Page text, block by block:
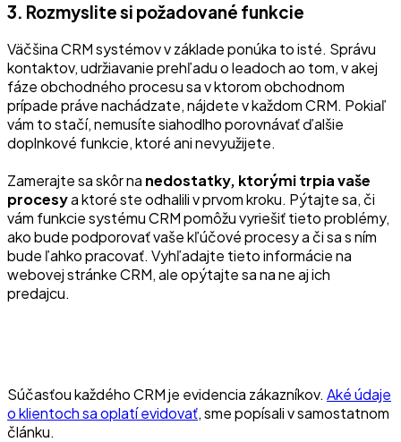
3. Rozmyslite si požadované funkcie
Väčšina CRM systémov v základe ponúka to isté. Správu
kontaktov, udržiavanie prehľadu o leadoch ao tom, v akej
fáze obchodného procesu sa v ktorom obchodnom
prípade práve nachádzate, nájdete v každom CRM. Pokiaľ
vám to stačí, nemusíte siahodlho porovnávať ďalšie
doplnkové funkcie, ktoré ani nevyužijete.
Zamerajte sa skôr na nedostatky, ktorými trpia vaše
procesya ktoré ste odhalili v prvom kroku. Pýtajte sa, či
vám funkcie systému CRM pomôžu vyriešiť tieto problémy,
ako bude podporovať vaše kľúčové procesy a či sa s ním
bude ľahko pracovať. Vyhľadajte tieto informácie na
webovej stránke CRM, ale opýtajte sa na ne aj ich
predajcu.
Súčasťou každého CRM je evidencia zákazníkov. Aké údaje
o klientoch sa oplatí evidovať, sme popísali v samostatnom
článku.